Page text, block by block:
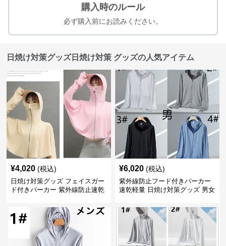
購入時のルール
必ず購入前にお読みください。
日焼け対策グッズ日焼け対策 グッズの人気アイテム
¥4,020 (税込)
日焼け対策グッズ フェイスガー
ド付きパーカー 紫外線防止速乾
¥6,020 (税込)
紫外線防止フード付きパーカー
速乾軽量 日焼け対策グッズ 男女